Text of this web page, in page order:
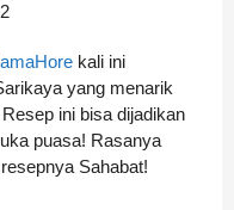
kali ini
yang menarik
ini bisa dijadikan
puasa! Rasanya
Sahabat!